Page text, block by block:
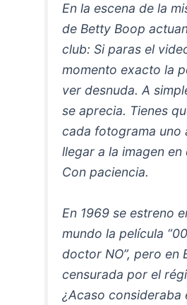
En la escena de la
de Betty Boop
club: Si paras el
momento exacto la
ver desnuda. A
se aprecia. Tienes
cada fotograma uno
llegar a la imagen en
Con paciencia.
En 1969 se estreno
mundo la película
doctor NO”, pero en
censurada por el
¿Acaso consideraba